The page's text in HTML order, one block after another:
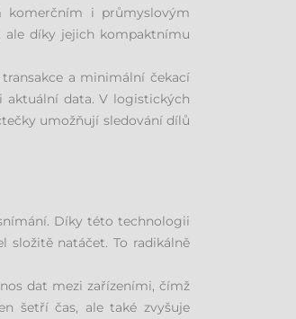
komerčním i průmyslovým
ale díky jejich kompaktnímu
a minimální čekací
aktuální data. V logistických
umožňují sledování dílů
Díky této technologii
natáčet. To radikálně
dat mezi zařízeními, čímž
šetří čas, ale také zvyšuje